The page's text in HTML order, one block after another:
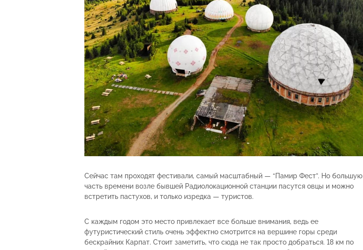
Сейчас там проходят фестивали, самый масштабный — “Памир Фест”. Но большую
часть времени возле бывшей Радиолокационной станции пасутся овцы и можно
встретить пастухов, и только изредка — туристов.
С каждым годом это место привлекает все больше внимания, ведь ее
футуристический стиль очень эффектно смотрится на вершине горы среди
бескрайних Карпат. Стоит заметить, что сюда не так просто добраться. 18 км по